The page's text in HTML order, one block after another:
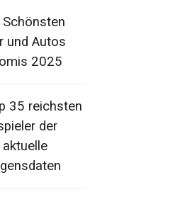
und Autos
2025
35 reichsten
der